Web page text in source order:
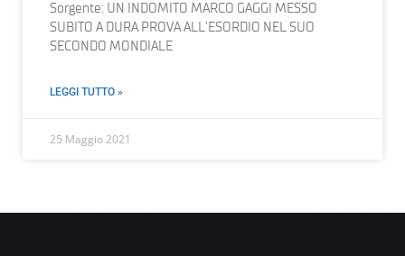
Sorgente: UN INDOMITO MARCO GAGGI MESSO
SUBITO A DURA PROVA ALL’ESORDIO NEL SUO
SECONDO MONDIALE
LEGGI TUTTO »
25 Maggio 2021